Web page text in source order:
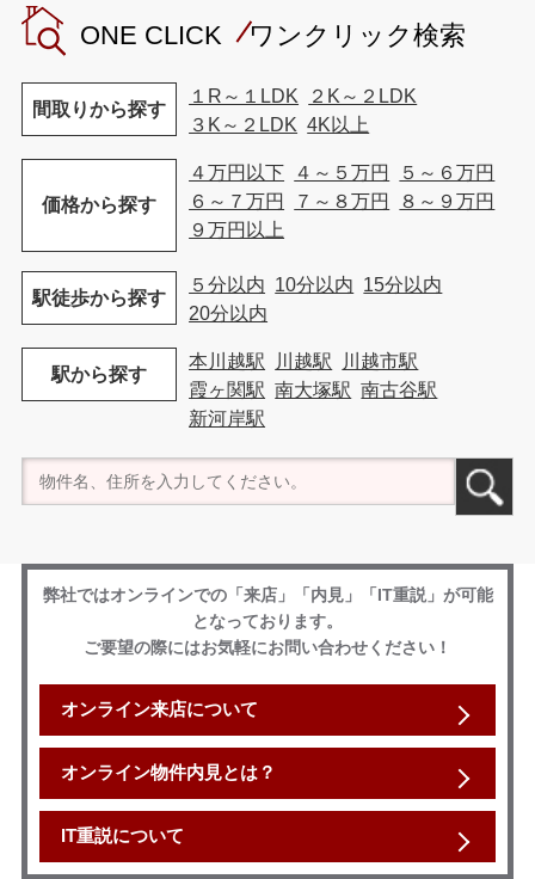
ONE CLICK ワンクリック検索
間取りから探す
１R～１LDK
２K～２LDK
３K～２LDK 4K以上
価格から探す
４万円以下 ４～５万円
５～６万円
６～７万円
７～８万円
８～９万円
９万円以上
駅徒歩から探す
５分以内 10分以内 15分以内
20分以内
駅から探す
本川越駅 川越駅
川越市駅
霞ヶ関駅 南大塚駅 南古谷駅
新河岸駅
弊社ではオンラインでの「来店」「内見」「IT重説」が可能
となっております。
ご要望の際にはお気軽にお問い合わせください！
オンライン来店について
オンライン物件内見とは？
IT重説について